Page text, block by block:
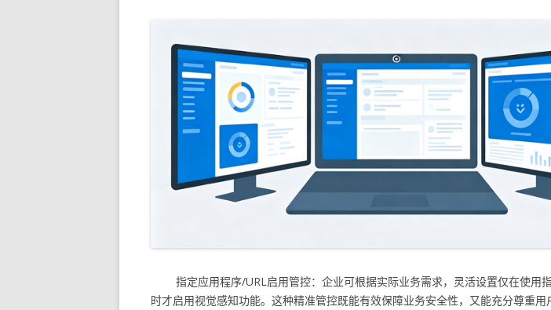
指定应用程序/URL启用管控：企业可根据实际业务需求，灵活设置仅在使用
时才启用视觉感知功能。这种精准管控既能有效保障业务安全性，又能充分尊重用